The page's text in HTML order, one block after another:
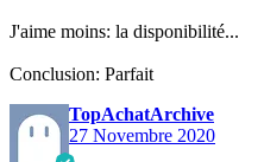
J'aime moins: la disponibilité...
Conclusion: Parfait
TopAchatArchive
27 Novembre 2020